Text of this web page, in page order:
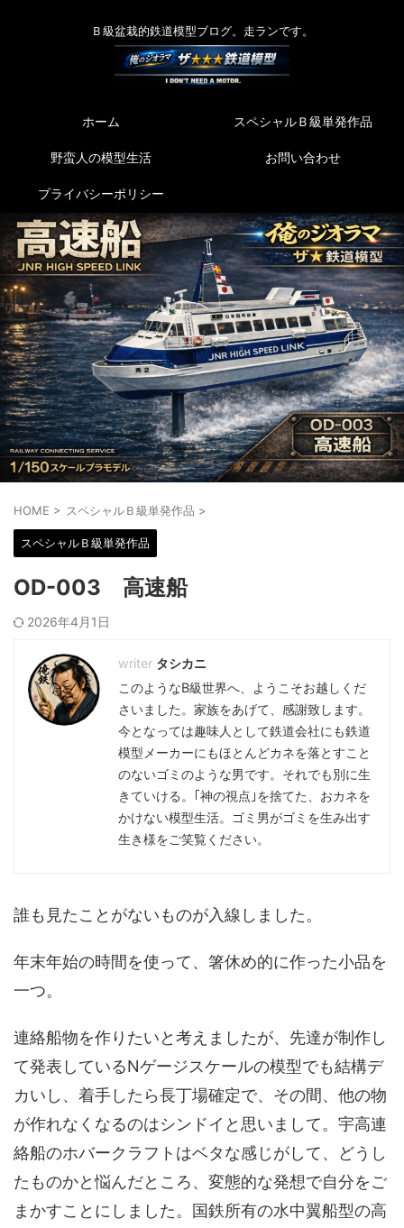
Ｂ級盆栽的鉄道模型ブログ。走ランです。
ホーム スペシャルＢ級単発作品
野蛮人の模型生活 お問い合わせ
プライバシーポリシー
HOME > スペシャルＢ級単発作品 >
スペシャルＢ級単発作品
OD-003 高速船
2026年4月1日
タシカニ
このようなB級世界へ、ようこそお越しくだ
さいました。家族をあげて、感謝致します。
今となっては趣味人として鉄道会社にも鉄道
模型メーカーにもほとんどカネを落とすこと
のないゴミのような男です。それでも別に生
きていける。｢神の視点｣を捨てた、おカネを
かけない模型生活。ゴミ男がゴミを生み出す
生き様をご笑覧ください。
誰も見たことがないものが入線しました。
年末年始の時間を使って、箸休め的に作った小品を
一つ。
連絡船物を作りたいと考えましたが、先達が制作し
て発表しているNゲージスケールの模型でも結構デ
カいし、着手したら長丁場確定で、その間、他の物
が作れなくなるのはシンドイと思いまして。宇高連
絡船のホバークラフトはベタな感じがして、どうし
たものかと悩んだところ、変態的な発想で自分をご
まかすことにしました。国鉄所有の水中翼船型の高